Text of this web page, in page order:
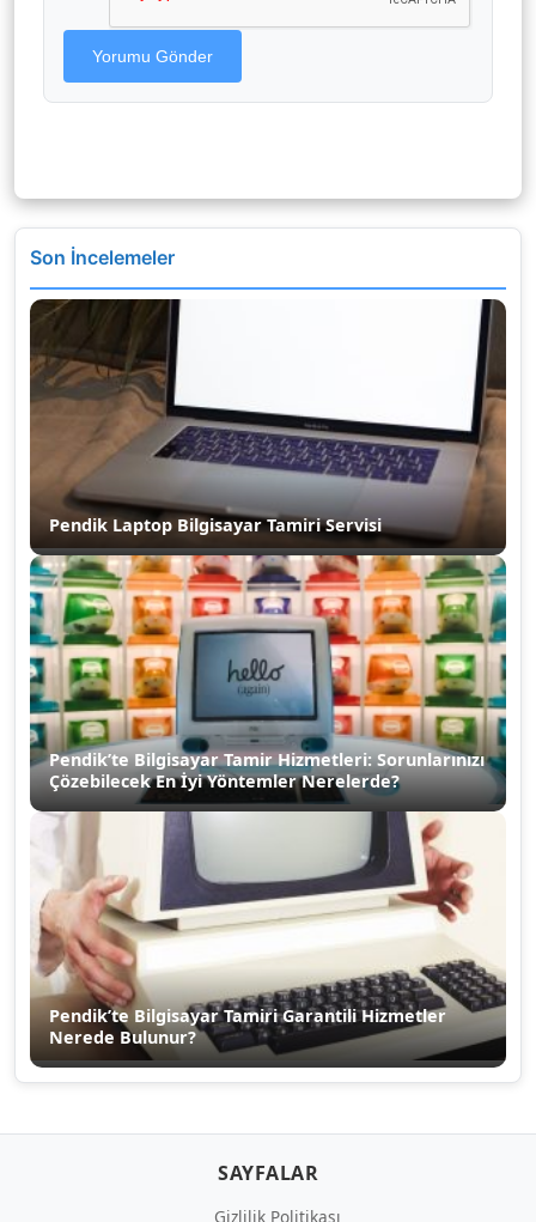
Yorumu Gönder
Son İncelemeler
Pendik Laptop Bilgisayar Tamiri Servisi
Pendik’te Bilgisayar Tamir Hizmetleri: Sorunlarınızı
Çözebilecek En İyi Yöntemler Nerelerde?
Pendik’te Bilgisayar Tamiri Garantili Hizmetler
Nerede Bulunur?
SAYFALAR
Gizlilik Politikası